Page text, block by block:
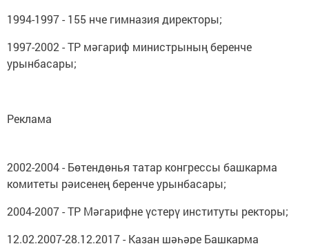
1994-1997 - 155 нче гимназия директоры;
1997-2002 - ТР мәгариф министрының беренче
урынбасары;
Реклама
2002-2004 - Бөтендөнья татар конгрессы башкарма
комитеты рәисенең беренче урынбасары;
2004-2007 - ТР Мәгарифне үстерү институты ректоры;
12.02.2007-28.12.2017 - Казан шәһәре Башкарма